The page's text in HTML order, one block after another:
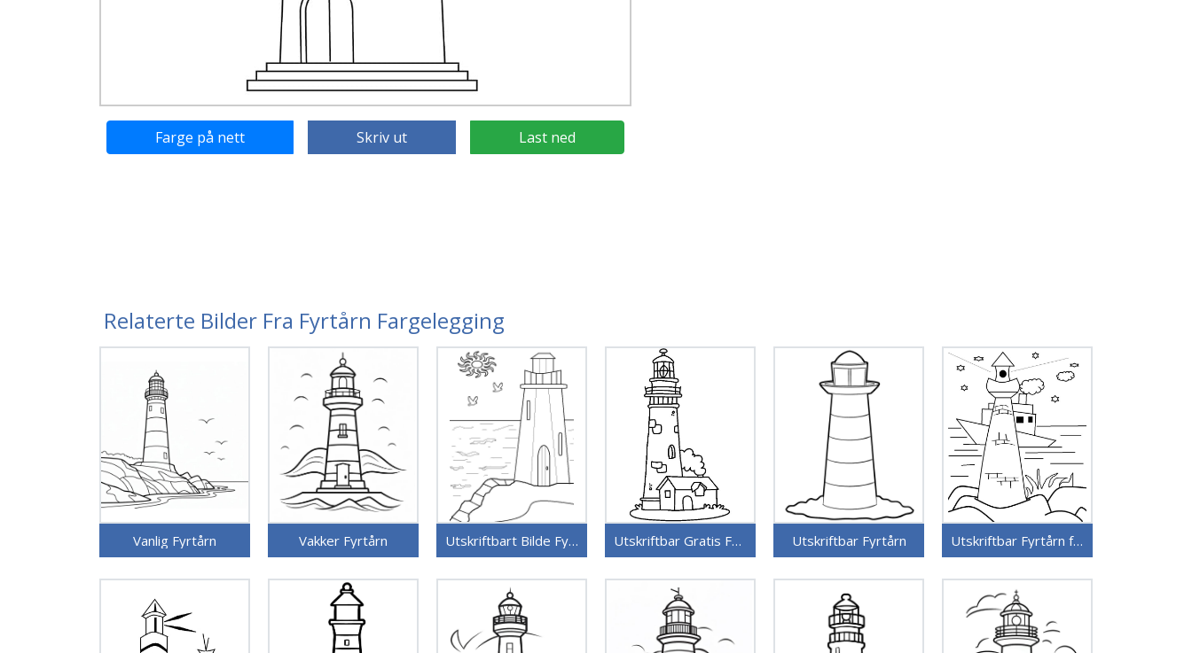
Farge på nett Skriv ut Last ned
Relaterte Bilder Fra Fyrtårn Fargelegging
Vanlig Fyrtårn Vakker Fyrtårn Utskriftbart Bilde Fyrtårn Utskriftbar Gratis Fyrtårn Utskriftbar Fyrtårn Utskriftbar Fyrtårn for Barn